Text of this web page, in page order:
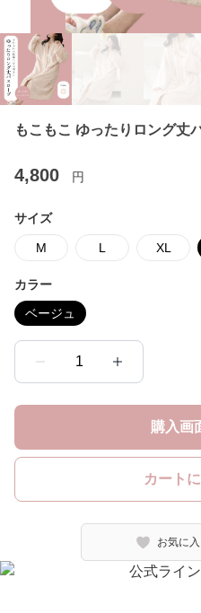
もこもこ ゆったりロング丈
4,800 円
サイズ
M L XL
カラー
ベージュ
1
購入画
カート
お気に